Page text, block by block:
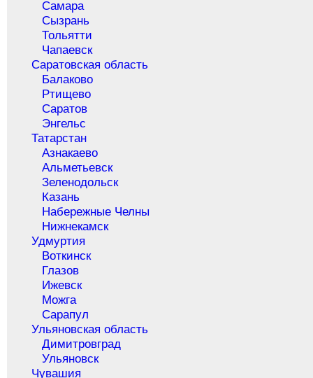
Самара
Сызрань
Тольятти
Чапаевск
Саратовская область
Балаково
Ртищево
Саратов
Энгельс
Татарстан
Азнакаево
Альметьевск
Зеленодольск
Казань
Набережные Челны
Нижнекамск
Удмуртия
Воткинск
Глазов
Ижевск
Можга
Сарапул
Ульяновская область
Димитровград
Ульяновск
Чувашия